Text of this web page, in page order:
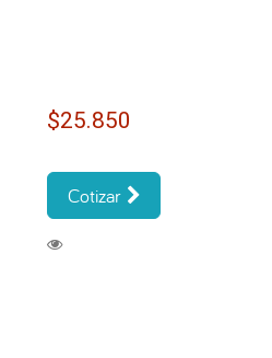
$25.850
Cotizar